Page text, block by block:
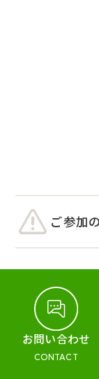
ご参加
お問い合わせ
CONTACT